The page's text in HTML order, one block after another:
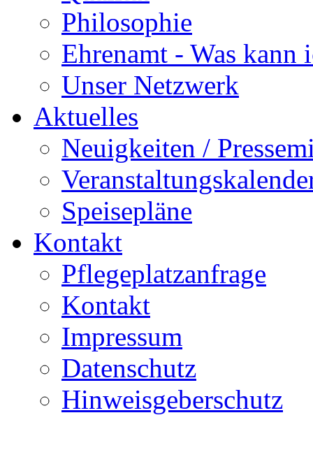
Philosophie
Ehrenamt - Was kann
Unser Netzwerk
Aktuelles
Neuigkeiten /
Speisepläne
Kontakt
Pflegeplatzanfrage
Kontakt
Impressum
Datenschutz
Hinweisgeberschutz